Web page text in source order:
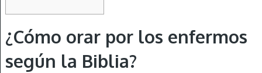
¿Cómo orar por los enfermos
según la Biblia?